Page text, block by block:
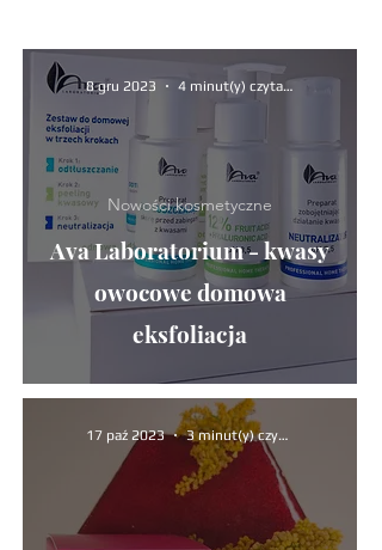
Ava Laboratorium - kwasy
owocowe domowa
eksfoliacja
Nowości kosmetyczne
8 gru 2023 4 minut(y) czytania
17 paź 2023 3 minut(y) czytania